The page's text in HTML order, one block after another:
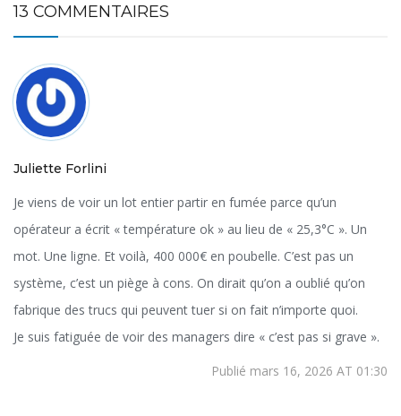
13 COMMENTAIRES
Juliette Forlini
Je viens de voir un lot entier partir en fumée parce qu’un
opérateur a écrit « température ok » au lieu de « 25,3°C ». Un
mot. Une ligne. Et voilà, 400 000€ en poubelle. C’est pas un
système, c’est un piège à cons. On dirait qu’on a oublié qu’on
fabrique des trucs qui peuvent tuer si on fait n’importe quoi.
Je suis fatiguée de voir des managers dire « c’est pas si grave ».
Publié mars 16, 2026 AT 01:30